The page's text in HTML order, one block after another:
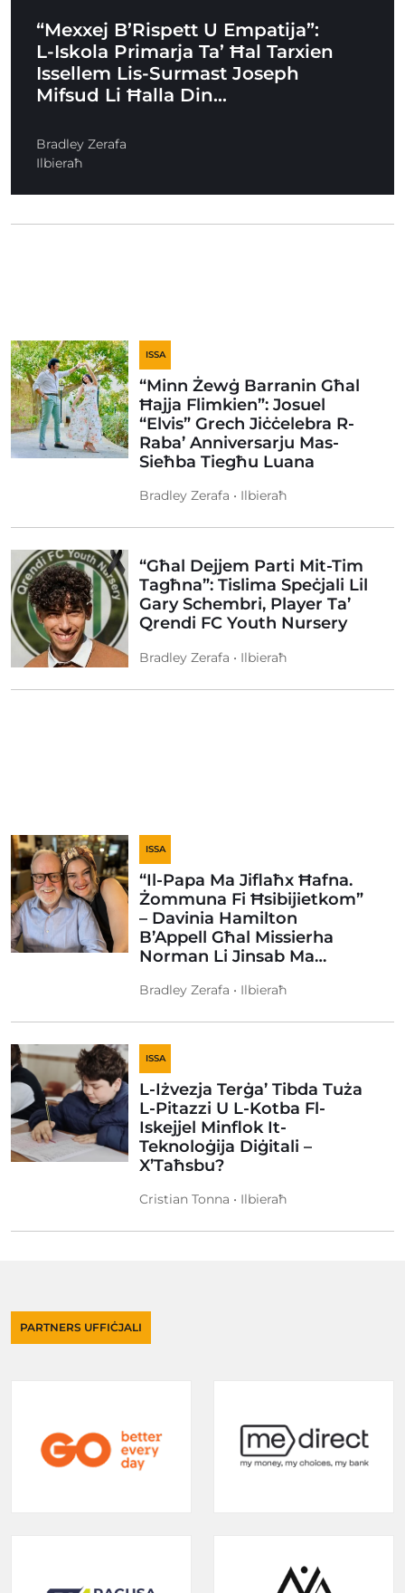
“Mexxej B’Rispett U Empatija”:
L-Iskola Primarja Ta’ Ħal Tarxien
Issellem Lis-Surmast Joseph
Mifsud Li Ħalla Din…
Bradley Zerafa
Ilbieraħ
ISSA
“Minn Żewġ Barranin Għal
Ħajja Flimkien”: Josuel
“Elvis” Grech Jiċċelebra R-
Raba’ Anniversarju Mas-
Sieħba Tiegħu Luana
Bradley Zerafa • Ilbieraħ
“Għal Dejjem Parti Mit-Tim
Tagħna”: Tislima Speċjali Lil
Gary Schembri, Player Ta’
Qrendi FC Youth Nursery
Bradley Zerafa • Ilbieraħ
ISSA
“Il-Papa Ma Jiflaħx Ħafna.
Żommuna Fi Ħsibijietkom”
– Davinia Hamilton
B’Appell Għal Missierha
Norman Li Jinsab Ma…
Bradley Zerafa • Ilbieraħ
ISSA
L-Iżvezja Terġa’ Tibda Tuża
L-Pitazzi U L-Kotba Fl-
Iskejjel Minflok It-
Teknoloġija Diġitali –
X’Taħsbu?
Cristian Tonna • Ilbieraħ
PARTNERS UFFIĊJALI